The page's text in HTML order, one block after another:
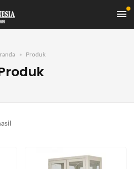
Produk
yang